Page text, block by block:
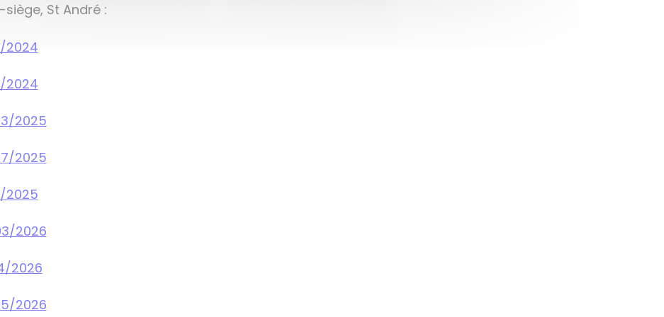
St André :
2024
2024
2025
2025
2025
2026
2026
2026